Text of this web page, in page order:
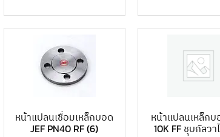
หน้าแปลนเชื่อมเหล็กบอด
JEF PN40 RF(6)
หน้าแปลนเหล็กบ
10K FF ชุบกัลวา